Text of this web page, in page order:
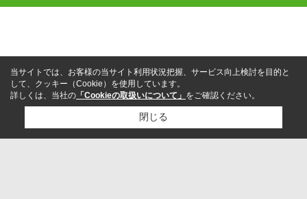
LINEからお問い合わせ
当サイトでは、お客様の当サイト利用状況把握、サービス向上検討を目的と
して、クッキー（Cookie）を使用しています。
詳しくは、当社の 「Cookieの取扱いについて」 をご確認ください。
閉じる